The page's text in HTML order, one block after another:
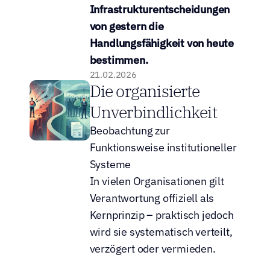
Infrastrukturentscheidungen
von gestern die
Handlungsfähigkeit von heute
bestimmen.
21.02.2026
Die organisierte
Unverbindlichkeit
Beobachtung zur
Funktionsweise institutioneller
Systeme
In vielen Organisationen gilt
Verantwortung offiziell als
Kernprinzip – praktisch jedoch
wird sie systematisch verteilt,
verzögert oder vermieden.